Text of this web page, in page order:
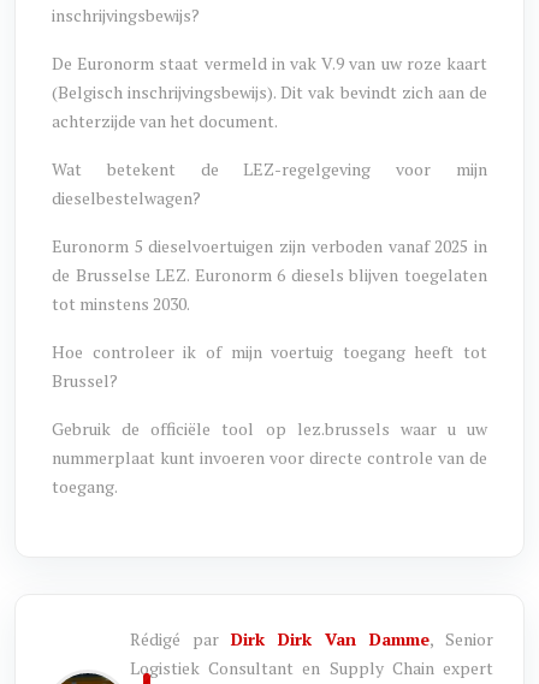
inschrijvingsbewijs?
De Euronorm staat vermeld in vak V.9 van uw roze kaart
(Belgisch inschrijvingsbewijs). Dit vak bevindt zich aan de
achterzijde van het document.
Wat betekent de LEZ-regelgeving voor mijn
dieselbestelwagen?
Euronorm 5 dieselvoertuigen zijn verboden vanaf 2025 in
de Brusselse LEZ. Euronorm 6 diesels blijven toegelaten
tot minstens 2030.
Hoe controleer ik of mijn voertuig toegang heeft tot
Brussel?
Gebruik de officiële tool op lez.brussels waar u uw
nummerplaat kunt invoeren voor directe controle van de
toegang.
Rédigé par Dirk Dirk Van Damme, Senior
Logistiek Consultant en Supply Chain expert